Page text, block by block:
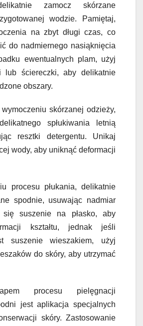
zamocz skórzane
wodzie. Pamiętaj,
na zbyt długi czas, co
do nadmiernego nasiąknięcia
ewentualnych plam, użyj
lub ściereczki, aby delikatnie
obszary.
wymoczeniu skórzanej odzieży,
spłukiwania letnią
resztki detergentu. Unikaj
wody, aby uniknąć deformacji
procesu płukania, delikatnie
spodnie, usuwając nadmiar
się suszenie na płasko, aby
kształtu, jednak jeśli
suszenie wieszakiem, użyj
do skóry, aby utrzymać
procesu pielęgnacji
jest aplikacja specjalnych
skóry. Zastosowanie